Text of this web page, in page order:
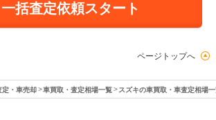
一括査定依頼スタート
ページトップへ
定・車売却 車買取・査定相場一覧 スズキの車買取・車査定相場